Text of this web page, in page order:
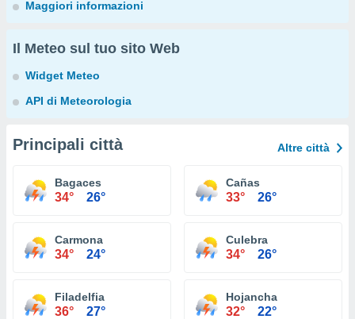
Maggiori informazioni
Il Meteo sul tuo sito Web
Widget Meteo
API di Meteorologia
Principali città Altre città
Bagaces
34° 26°
Cañas
33° 26°
Carmona
34° 24°
Culebra
34° 26°
Filadelfia
36° 27°
Hojancha
32° 22°